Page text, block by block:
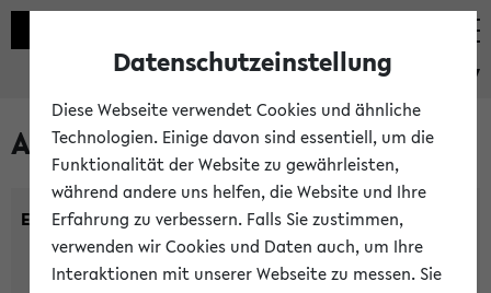
eKVV
Alle Lehrenden
Einrichtung:
Datenschutzeinstellung
Diese Webseite verwendet Cookies und ähnliche
Technologien. Einige davon sind essentiell, um die
Funktionalität der Website zu gewährleisten,
während andere uns helfen, die Website und Ihre
Erfahrung zu verbessern. Falls Sie zustimmen,
verwenden wir Cookies und Daten auch, um Ihre
Interaktionen mit unserer Webseite zu messen. Sie